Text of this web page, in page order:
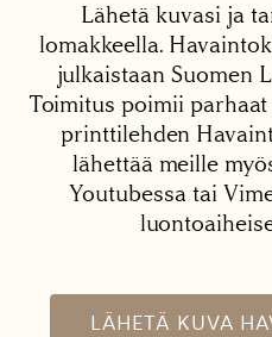
Lähetä kuvasi ja
lomakkeella.
julkaistaan Suomen
Toimitus poimii
printtilehden
lähettää meille
Youtubessa tai
LÄHETÄ KUVA